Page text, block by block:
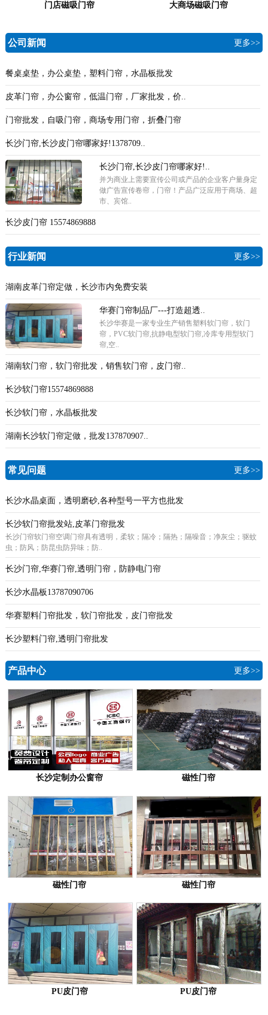
门店磁吸门帘 大商场磁吸门帘
公司新闻 更多>>
餐桌桌垫，办公桌垫，塑料门帘，水晶板批发
皮革门帘，办公窗帘，低温门帘，厂家批发，价..
门帘批发，自吸门帘，商场专用门帘，折叠门帘
长沙门帘,长沙皮门帘哪家好!1378709..
长沙门帘,长沙皮门帘哪家好!..
并为商业上需要宣传公司或产品的企业客户量身定
做广告宣传卷帘，门帘！产品广泛应用于商场、超
市、宾馆..
长沙皮门帘 15574869888
行业新闻 更多>>
湖南皮革门帘定做，长沙市内免费安装
华赛门帘制品厂---打造超透..
长沙华赛是一家专业生产销售塑料软门帘，软门
帘，PVC软门帘,抗静电型软门帘,冷库专用型软门
帘,空..
湖南软门帘，软门帘批发，销售软门帘，皮门帘..
长沙软门帘15574869888
长沙软门帘，水晶板批发
湖南长沙软门帘定做，批发137870907..
常见问题 更多>>
长沙水晶桌面，透明磨砂,各种型号一平方也批发
长沙软门帘批发站,皮革门帘批发
长沙门帘软门帘空调门帘具有透明，柔软；隔冷；隔热；隔噪音；净灰尘；驱蚊
虫；防风；防昆虫防异味；防..
长沙门帘,华赛门帘,透明门帘，防静电门帘
长沙水晶板13787090706
华赛塑料门帘批发，软门帘批发，皮门帘批发
长沙塑料门帘,透明门帘批发
产品中心 更多>>
长沙定制办公窗帘 磁性门帘
磁性门帘 磁性门帘
PU皮门帘 PU皮门帘